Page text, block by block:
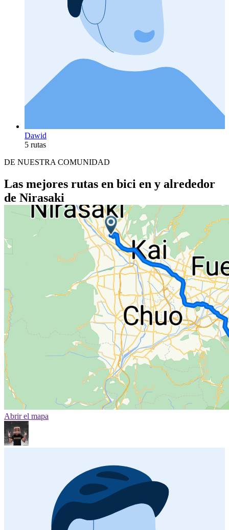
Dawid
5 rutas
DE NUESTRA COMUNIDAD
Las mejores rutas en bici en y alrededor
de Nirasaki
Abrir el mapa